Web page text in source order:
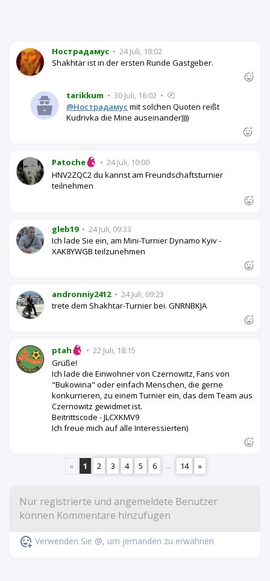
Нострадамус • 24 Juli, 18:02
Shakhtar ist in der ersten Runde Gastgeber.
tarikkum • 30 Juli, 16:02 •
@Нострадамус mit solchen Quoten reißt
Kudrivka die Mine auseinander))))
Patoche • 24 Juli, 10:00
HNV2ZQC2 du kannst am Freundschaftsturnier
teilnehmen
gleb19 • 24 Juli, 09:33
Ich lade Sie ein, am Mini-Turnier Dynamo Kyiv -
XAK8YWGB teilzunehmen
andronniy2412 • 24 Juli, 09:23
trete dem Shakhtar-Turnier bei. GNRNBKJA
ptah • 22 Juli, 18:15
Grüße!
Ich lade die Einwohner von Czernowitz, Fans von
"Bukowina" oder einfach Menschen, die gerne
konkurrieren, zu einem Turnier ein, das dem Team aus
Czernowitz gewidmet ist.
Beitrittscode - JLCXKMV9
Ich freue mich auf alle Interessierten)
« 1 2 3 4 5 6 ... 14 »
Verwenden Sie @, um jemanden zu erwähnen